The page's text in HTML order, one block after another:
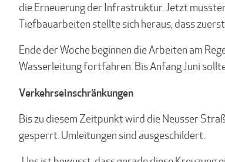
die Erneuerung der Infrastruktur. Jetzt
Tiefbauarbeiten stellte sich heraus, dass
Ende der Woche beginnen die Arbeiten am
Wasserleitung fortfahren. Bis Anfang Juni
Verkehrseinschränkungen
Bis zu diesem Zeitpunkt wird die Neusser
gesperrt. Umleitungen sind ausgeschildert.